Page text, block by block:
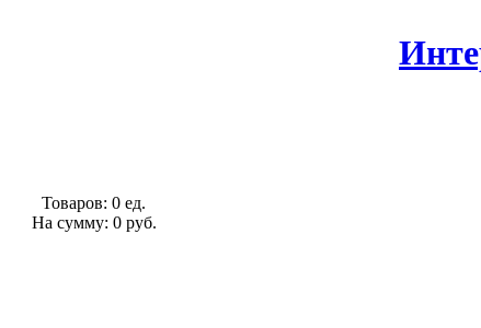
Товаров: 0 ед.
На сумму: 0 руб.